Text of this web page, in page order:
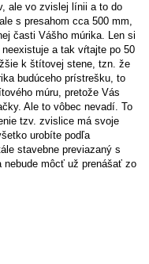
ale vo zvislej línii a to do
s presahom cca 500 mm,
časti Vášho múrika. Len si
a tak vŕtajte po 50
k štítovej stene, tzn. že
budúceho prístrešku, to
múru, pretože Vás
Ale to vôbec nevadí. To
tzv. zvislice má svoje
urobíte podľa
stavebne previazaný s
môcť už prenášať zo